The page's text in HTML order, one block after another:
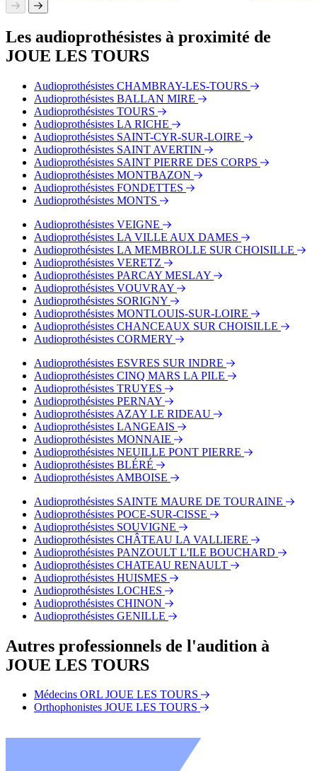
Les audioprothésistes à proximité de
JOUE LES TOURS
Audioprothésistes CHAMBRAY-LES-TOURS
Audioprothésistes BALLAN MIRE
Audioprothésistes TOURS
Audioprothésistes LA RICHE
Audioprothésistes SAINT-CYR-SUR-LOIRE
Audioprothésistes SAINT AVERTIN
Audioprothésistes SAINT PIERRE DES CORPS
Audioprothésistes MONTBAZON
Audioprothésistes FONDETTES
Audioprothésistes MONTS
Audioprothésistes VEIGNE
Audioprothésistes LA VILLE AUX DAMES
Audioprothésistes LA MEMBROLLE SUR CHOISILLE
Audioprothésistes VERETZ
Audioprothésistes PARCAY MESLAY
Audioprothésistes VOUVRAY
Audioprothésistes SORIGNY
Audioprothésistes MONTLOUIS-SUR-LOIRE
Audioprothésistes CHANCEAUX SUR CHOISILLE
Audioprothésistes CORMERY
Audioprothésistes ESVRES SUR INDRE
Audioprothésistes CINQ MARS LA PILE
Audioprothésistes TRUYES
Audioprothésistes PERNAY
Audioprothésistes AZAY LE RIDEAU
Audioprothésistes LANGEAIS
Audioprothésistes MONNAIE
Audioprothésistes NEUILLE PONT PIERRE
Audioprothésistes BLÉRÉ
Audioprothésistes AMBOISE
Audioprothésistes SAINTE MAURE DE TOURAINE
Audioprothésistes POCE-SUR-CISSE
Audioprothésistes SOUVIGNE
Audioprothésistes CHÂTEAU LA VALLIERE
Audioprothésistes PANZOULT L'ILE BOUCHARD
Audioprothésistes CHATEAU RENAULT
Audioprothésistes HUISMES
Audioprothésistes LOCHES
Audioprothésistes CHINON
Audioprothésistes GENILLE
Autres professionnels de l'audition à
JOUE LES TOURS
Médecins ORL JOUE LES TOURS
Orthophonistes JOUE LES TOURS